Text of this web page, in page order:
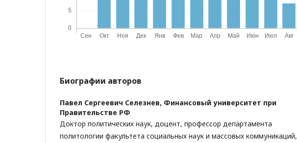
Биографии авторов
Павел Сергеевич Селезнев, Финансовый университет при
Правительстве РФ
Доктор политических наук, доцент, профессор департамента
политологии факультета социальных наук и массовых коммуникаций,